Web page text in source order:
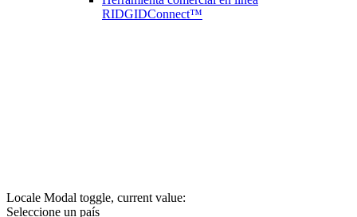
Locale Modal toggle, current value:
Seleccione un país
RIDGIDConnect™